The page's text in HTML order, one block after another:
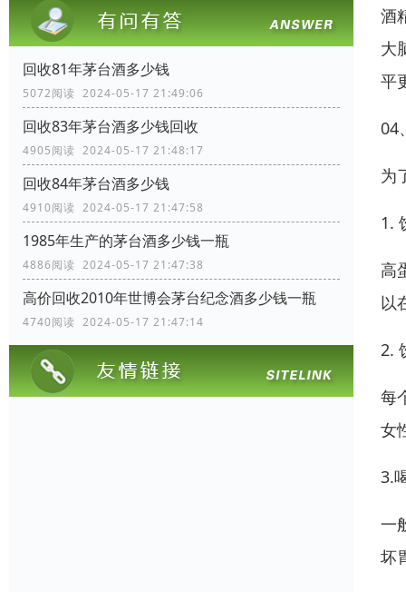
回收81年茅台酒多少钱
5072阅读 2024-05-17 21:49:06
回收83年茅台酒多少钱回收
4905阅读 2024-05-17 21:48:17
回收84年茅台酒多少钱
4910阅读 2024-05-17 21:47:58
1985年生产的茅台酒多少钱一瓶
4886阅读 2024-05-17 21:47:38
高价回收2010年世博会茅台纪念酒多少钱一瓶
4740阅读 2024-05-17 21:47:14
酒
大
平
04
为
1.
高
以
2.
每
女
3.
一
坏